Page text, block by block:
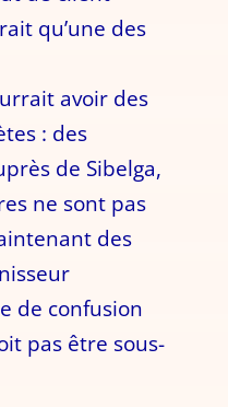
qu’une des
avoir des
: des
de Sibelga,
ne sont pas
des
de confusion
pas être sous-